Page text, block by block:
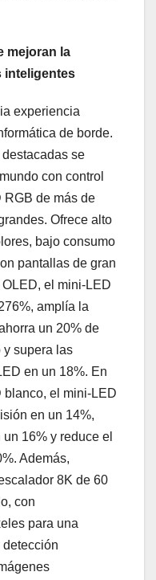
mejoran la
inteligentes
experiencia
de borde.
se
con control
de más de
Ofrece alto
bajo consumo
pantallas de gran
el mini-LED
amplía la
un 20% de
y supera las
en un 18%. En
blanco, el mini-LED
en un 14%,
16% y reduce el
Además,
8K de 60
con
para una
detección